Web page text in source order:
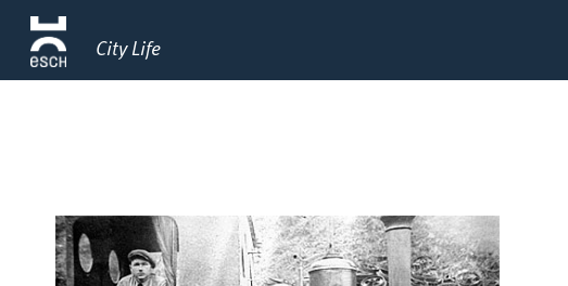
City Life